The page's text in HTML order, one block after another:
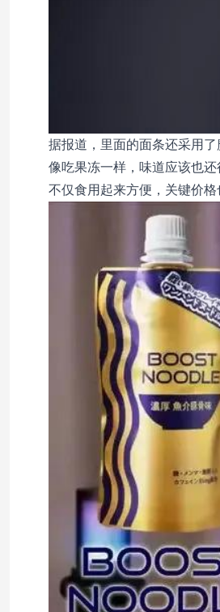
据报道，里面的面条还采用
像吃果冻一样，味道应该也还
不仅食用起来方便，关键价格